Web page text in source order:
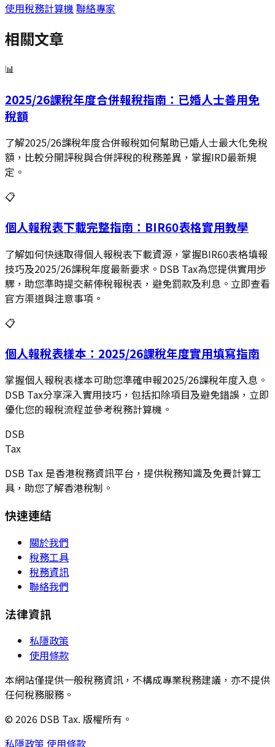
使用稅務計算機 聯絡專家
相關文章
📊
2025/26課稅年度合併報稅指南：已婚人士善用免
稅額
了解2025/26課稅年度合併報稅如何幫助已婚人士最大化免稅
額，比較分開評稅與合併評稅的稅務差異，掌握IRD最新規
定。
📋
個人報稅表下載完整指南：BIR60表格實用教學
了解如何快速取得個人報稅表下載資源，掌握BIR60表格填報
技巧及2025/26課稅年度最新要求。DSB Tax為您提供實用步
驟，助您準時提交薪俸稅報稅表，避免罰款及利息。立即查看
官方渠道與注意事項。
📋
個人報稅表樣本：2025/26課稅年度實用填寫指南
掌握個人報稅表樣本可助您準確申報2025/26課稅年度入息。
DSB Tax分享深入實用技巧，包括扣除項目及避免錯誤，立即
優化您的報稅流程並參考稅務計算機。
DSB
Tax
DSB Tax 是香港稅務資訊平台，提供稅務知識及免費計算工
具，助您了解香港稅制。
快速連結
關於我們
稅務工具
稅務資訊
聯絡我們
法律資訊
私隱政策
使用條款
本網站僅提供一般稅務資訊，不構成專業稅務建議，亦不提供
任何稅務服務。
© 2026 DSB Tax. 版權所有。
私隱政策 使用條款